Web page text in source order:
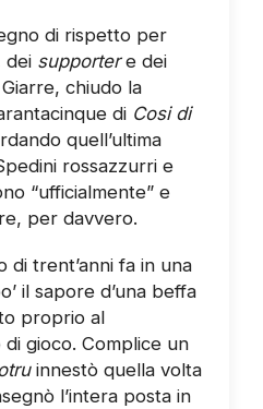
di rispetto per
dei supportere dei
chiudo la
di Cosi di
quell’ultima
rossazzurri e
“ufficialmente” e
per davvero.
di trent’anni fa in una
il sapore d’una beffa
proprio al
gioco. Complice un
innestò quella volta
l’intera posta in